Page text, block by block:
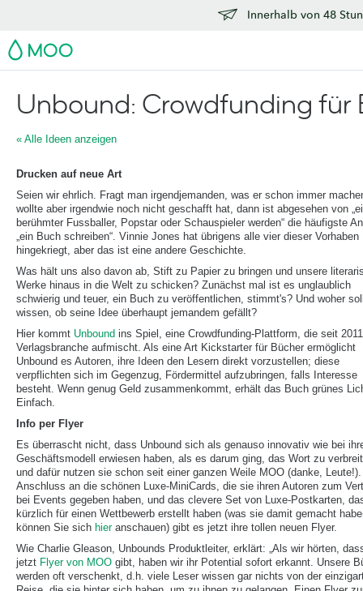
Innerhalb von 48
MOO
Unbound: Crowdfunding für
« Alle Ideen anzeigen
Drucken auf neue Art
Seien wir ehrlich. Fragt man irgendjemanden, was er schon immer
wollte aber irgendwie noch nicht geschafft hat, dann ist abgesehen von
berühmter Fussballer, Popstar oder Schauspieler werden“ die häufigste
„ein Buch schreiben“. Vinnie Jones hat übrigens alle vier dieser Vorhaben
hingekriegt, aber das ist eine andere Geschichte.
Was hält uns also davon ab, Stift zu Papier zu bringen und unsere
Werke hinaus in die Welt zu schicken? Zunächst mal ist es unglaublich
schwierig und teuer, ein Buch zu veröffentlichen, stimmt's? Und woher
wissen, ob seine Idee überhaupt jemandem gefällt?
Hier kommt Unbound ins Spiel, eine Crowdfunding-Plattform, die seit
Verlagsbranche aufmischt. Als eine Art Kickstarter für Bücher ermöglicht
Unbound es Autoren, ihre Ideen den Lesern direkt vorzustellen; diese
verpflichten sich im Gegenzug, Fördermittel aufzubringen, falls Interesse
besteht. Wenn genug Geld zusammenkommt, erhält das Buch grünes
Einfach.
Info per Flyer
Es überrascht nicht, dass Unbound sich als genauso innovativ wie bei
Geschäftsmodell erwiesen haben, als es darum ging, das Wort zu
und dafür nutzen sie schon seit einer ganzen Weile MOO (danke,
Anschluss an die schönen Luxe-MiniCards, die sie ihren Autoren zum
bei Events gegeben haben, und das clevere Set von Luxe-Postkarten,
kürzlich für einen Wettbewerb erstellt haben (was sie damit gemacht
können Sie sich hieranschauen) gibt es jetzt ihre tollen neuen Flyer.
Wie Charlie Gleason, Unbounds Produktleiter, erklärt: „Als wir hörten,
jetzt Flyer von MOO gibt, haben wir ihr Potential sofort erkannt. Unsere
werden oft verschenkt, d.h. viele Leser wissen gar nichts von der